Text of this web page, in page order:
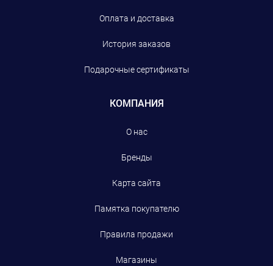
Оплата и доставка
История заказов
Подарочные сертификаты
КОМПАНИЯ
О нас
Бренды
Карта сайта
Памятка покупателю
Правила продажи
Магазины